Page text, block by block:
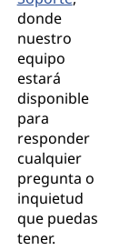
donde
nuestro
equipo
estará
disponible
para
responder
cualquier
pregunta o
inquietud
que puedas
tener.